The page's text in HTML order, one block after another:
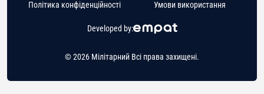
© 2026 Мілітарний Всі права захищені.
Developed by:
Політика конфіденційності Умови використання